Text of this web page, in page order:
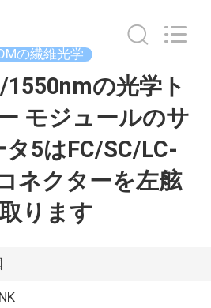
の繊維光学
1550nmの光学ト
モジュールのサ
5はFC/SC/LC-
ネクターを左舷
ります